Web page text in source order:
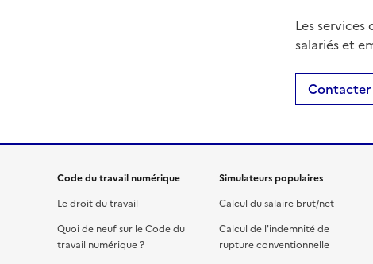
Les
salariés et
Contacter
Code du travail numérique
Le droit du travail
Quoi de neuf sur le Code du
travail numérique ?
Simulateurs populaires
Calcul du salaire brut/net
Calcul de l'indemnité de
rupture conventionnelle